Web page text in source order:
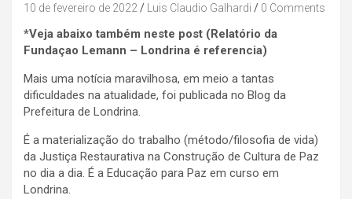
10 de fevereiro de 2022 Luis Claudio Galhardi 0 Comments
*Veja abaixo também neste post (Relatório da
Fundaçao Lemann – Londrina é referencia)
Mais uma notícia maravilhosa, em meio a tantas
dificuldades na atualidade, foi publicada no Blog da
Prefeitura de Londrina.
É a materialização do trabalho (método/filosofia de vida)
da Justiça Restaurativa na Construção de Cultura de Paz
no dia a dia. É a Educação para Paz em curso em
Londrina.